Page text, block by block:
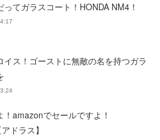
ってガラスコート！HONDA NM4！
イス！ゴーストに無敵の名を持つガラ
！amazonでセールですよ！
ドラス】